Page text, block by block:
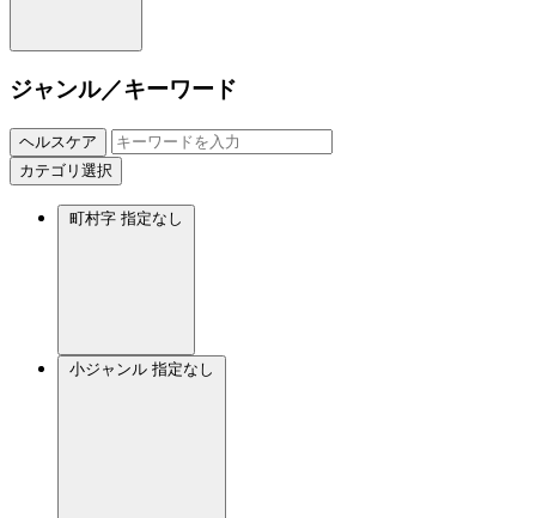
ジャンル／キーワード
ヘルスケア
カテゴリ選択
町村字 指定なし
小ジャンル 指定なし